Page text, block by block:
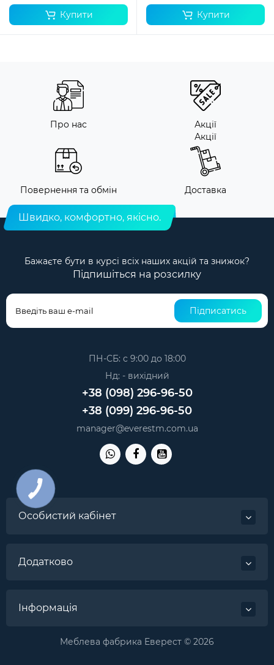
Купити Купити
Про нас
Акції
Акції
Повернення та обмін Доставка
Швидко, комфортно, якісно.
Бажаєте бути в курсі всіх наших акцій та знижок?
Підпишіться на розсилку
Підписатись
ПН-СБ: с 9:00 до 18:00
Нд: - вихідний
+38 (098) 296-96-50
+38 (099) 296-96-50
manager@everestm.com.ua
Особистий кабінет
Додатково
Інформація
Меблева фабрика Еверест © 2026